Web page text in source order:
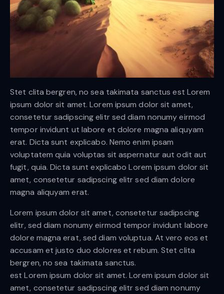
Stet clita bergren, no sea takimata sanctus est Lorem
ipsum dolor sit amet. Lorem ipsum dolor sit amet,
consetetur sadipscing elitr sed diam nonumy eirmod
tempor invidunt ut labore et dolore magna aliquyam
erat. Dicta sunt explicabo. Nemo enim ipsam
voluptatem quia voluptas sit aspernatur aut odit aut
fugit, quia. Dicta sunt explicabo Lorem ipsum dolor sit
amet, consetetur sadipscing elitr sed diam dolore
magna aliquyam erat.
Lorem ipsum dolor sit amet, consetetur sadipscing
elitr, sed diam nonumy eirmod tempor invidunt labore
dolore magna erat, sed diam voluptua. At vero eos et
accusam et justo duo dolores et rebum. Stet clita
bergren, no sea takimata sanctus.
est Lorem ipsum dolor sit amet. Lorem ipsum dolor sit
amet, consetetur sadipscing elitr sed diam nonumy